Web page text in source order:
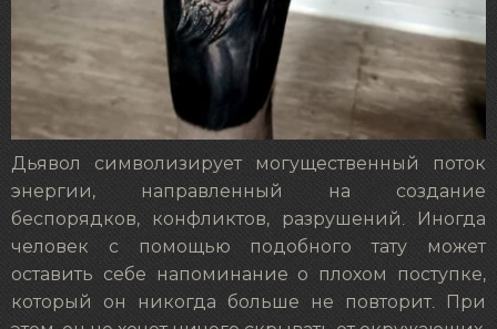
Дьявол символизирует могущественный поток
энергии, направленный на создание
беспорядков, конфликтов, разрушений. Иногда
человек с помощью подобного тату может
оставить себе напоминание о плохом поступке,
который он никогда больше не повторит. При